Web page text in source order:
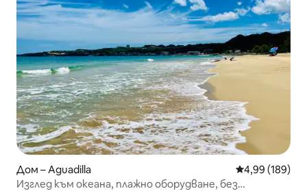
Дом – Aguadilla Средна
4,99 (189)
Изглед към океана, плажно оборудване, без